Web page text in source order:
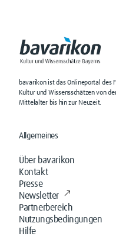
bavarikon ist das Onlineportal des
Kultur und Wissensschätzen von
Mittelalter bis hin zur Neuzeit.
Allgemeines
Über bavarikon
Kontakt
Presse
Newsletter
Partnerbereich
Nutzungsbedingungen
Hilfe